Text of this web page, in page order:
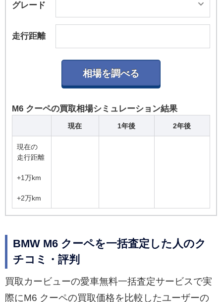
グレード
走行距離
M6 クーペの買取相場シミュレーション結果
現在 1年後 2年後
現在の
走行距離
+1万km
+2万km
BMW M6 クーペを一括査定した人のク
チコミ・評判
買取カービューの愛車無料一括査定サービスで実
際にM6 クーペの買取価格を比較したユーザーの